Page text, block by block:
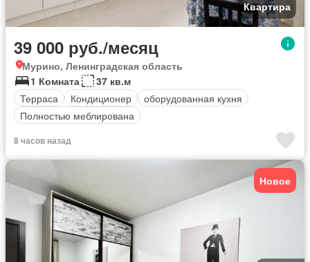
Квартира
39 000 руб./месяц
Мурино, Ленинградская область
1 Комната
37 кв.м
Терраса
Кондиционер
оборудованная кухня
Полностью меблирована
8 часов назад
Новое